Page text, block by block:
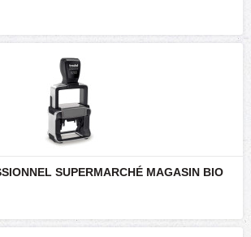
SUPERMARCHÉ MAGASIN BIO